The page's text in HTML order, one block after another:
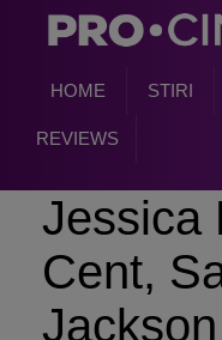
HOME STIRI
REVIEWS
Jessica
Cent,